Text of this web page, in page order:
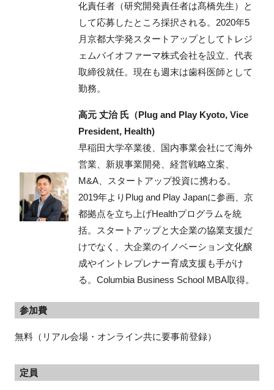
化責任者（研究開発責任者は髙橋先生）と
して応募したところ採択される。2020年5
月京都大学発スタートアップとしてトレジ
ェムバイオファーマ株式会社を設立、代表
取締役就任。現在も週末は歯科医師として
勤務。
高元 丈治 氏（Plug and Play Kyoto, Vice
President, Health)
早稲田大学卒業後、国内事業会社にて海外
営業、新規事業開発、経営戦略立案、
M&A、スタートアップ投資に携わる。
2019年よりPlug and Play Japanに参画、京
都拠点を立ち上げHealthプログラムを統
括。スタートアップと大企業の協業支援だ
けでなく、大企業のイノベーション文化醸
成やイントレプレナー育成支援も手がけ
る。Columbia Business School MBA取得。
参加費
無料（リアル会場・オンライン共に要事前登録）
定員